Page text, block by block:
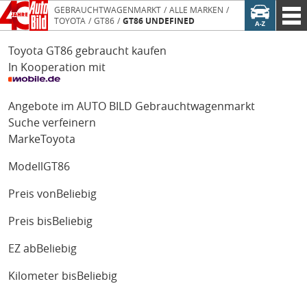
GEBRAUCHTWAGENMARKT
ALLE MARKEN
TOYOTA
GT86 GT86 UNDEFINED
Toyota GT86 gebraucht kaufen
In Kooperation mit
Angebote im AUTO BILD Gebrauchtwagenmarkt
Suche verfeinern
MarkeToyota
Modell GT86
Preis von Beliebig
Preis bis Beliebig
EZ ab Beliebig
Kilometer bis Beliebig